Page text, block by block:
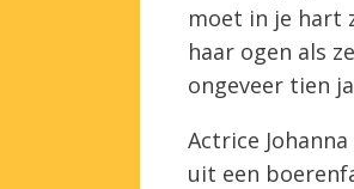
moet in je hart
haar ogen als
ongeveer tien
Actrice
uit een